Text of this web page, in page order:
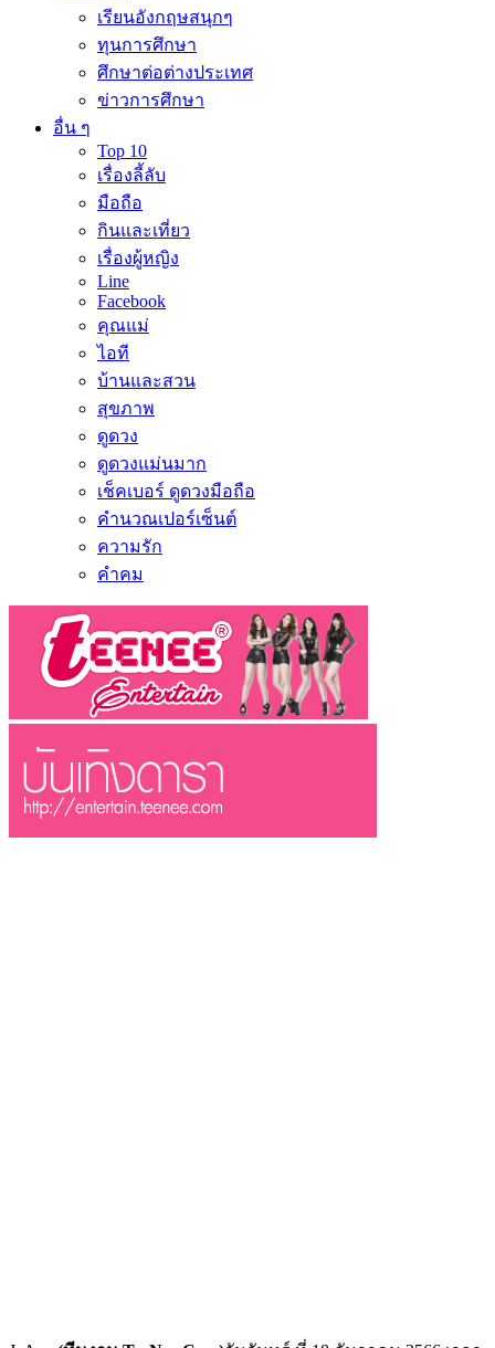
เรียนอังกฤษสนุกๆ
ทุนการศึกษา
ศึกษาต่อต่างประเทศ
ข่าวการศึกษา
อื่น ๆ
Top 10
เรื่องลี้ลับ
มือถือ
กินและเที่ยว
เรื่องผู้หญิง
Line
Facebook
คุณแม่
ไอที
บ้านและสวน
สุขภาพ
ดูดวง
ดูดวงแม่นมาก
เช็คเบอร์ ดูดวงมือถือ
คำนวณเปอร์เซ็นต์
ความรัก
คำคม